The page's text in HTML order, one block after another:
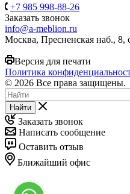
+7 985 998-88-26
Заказать звонок
info@a-meblion.ru
Москва, Пресненская наб., 8,
Версия для печати
Политика
© 2026 Все права защищены.
Найти
Заказать звонок
Написать сообщение
Оставить отзыв
Ближайший офис